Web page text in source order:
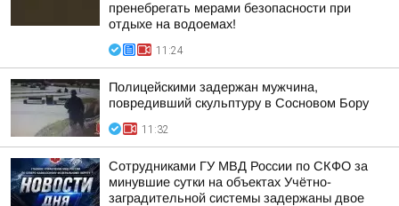
пренебрегать мерами безопасности при
отдыхе на водоемах!
11:24
Полицейскими задержан мужчина,
повредивший скульптуру в Сосновом Бору
11:32
Сотрудниками ГУ МВД России по СКФО за
минувшие сутки на объектах Учётно-
заградительной системы задержаны двое